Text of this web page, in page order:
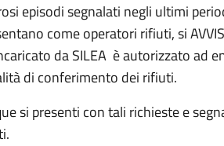
episodi segnalati negli ultimi
come operatori rifiuti, si
da SILEA è autorizzato ad
di conferimento dei rifiuti.
si presenti con tali richieste e